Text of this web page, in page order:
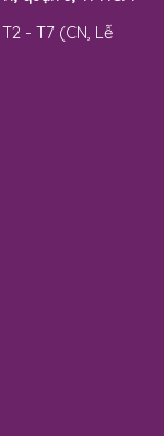
- T7 (CN, Lễ